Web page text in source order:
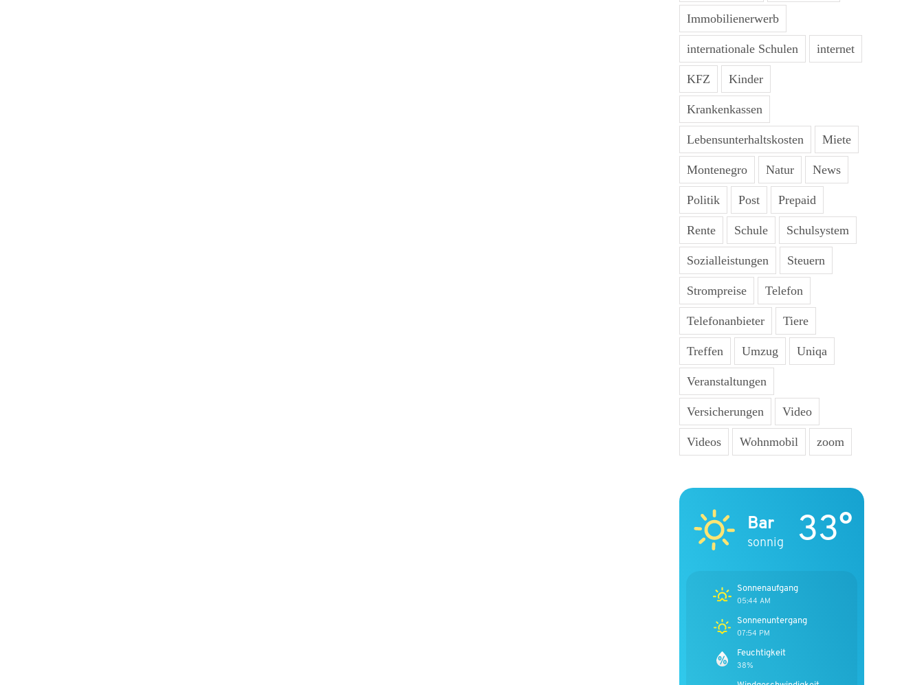
Immobilienerwerb
internationale Schulen internet
KFZ Kinder
Krankenkassen
Lebensunterhaltskosten Miete
Montenegro Natur News
Politik Post Prepaid
Rente Schule Schulsystem
Sozialleistungen Steuern
Strompreise Telefon
Telefonanbieter Tiere
Treffen Umzug Uniqa
Veranstaltungen
Versicherungen Video
Videos Wohnmobil zoom
Bar
sonnig 33°
Sonnenaufgang
05:44 AM
Sonnenuntergang
07:54 PM
Feuchtigkeit
38%